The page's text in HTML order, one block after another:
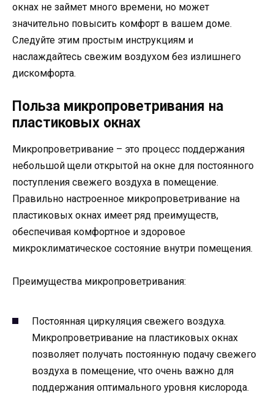
окнах не займет много времени, но может
значительно повысить комфорт в вашем доме.
Следуйте этим простым инструкциям и
наслаждайтесь свежим воздухом без излишнего
дискомфорта.
Польза микропроветривания на
пластиковых окнах
Микропроветривание – это процесс поддержания
небольшой щели открытой на окне для постоянного
поступления свежего воздуха в помещение.
Правильно настроенное микропроветривание на
пластиковых окнах имеет ряд преимуществ,
обеспечивая комфортное и здоровое
микроклиматическое состояние внутри помещения.
Преимущества микропроветривания:
Постоянная циркуляция свежего воздуха.
Микропроветривание на пластиковых окнах
позволяет получать постоянную подачу свежего
воздуха в помещение, что очень важно для
поддержания оптимального уровня кислорода.